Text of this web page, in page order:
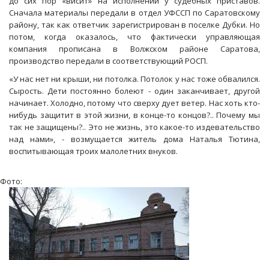
Сначала материалы передали в отдел УФССП по Саратовскому
району, так как ответчик зарегистрирован в поселке Дубки. Но
потом, когда оказалось, что фактически управляющая
компания прописана в Волжском районе Саратова,
производство передали в соответствующий РОСП.
«У нас нет ни крыши, ни потолка. Потолок у нас тоже обвалился.
Сырость. Дети постоянно болеют - один заканчивает, другой
начинает. Холодно, потому что сверху дует ветер. Нас хоть кто-
нибудь защитит в этой жизни, в конце-то концов?.. Почему мы
так не защищены?.. Это не жизнь, это какое-то издевательство
над нами», - возмущается житель дома Наталья Тютина,
воспитывающая троих малолетних внуков.
Фото: